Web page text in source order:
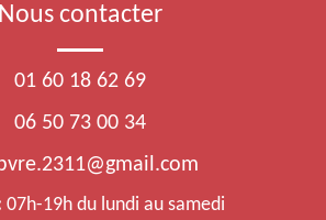
Nous contacter
01 60 18 62 69
06 50 73 00 34
07h-19h du lundi au samedi